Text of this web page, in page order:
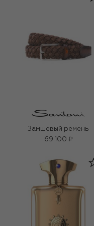
Замшевый ремень
69 100 ₽